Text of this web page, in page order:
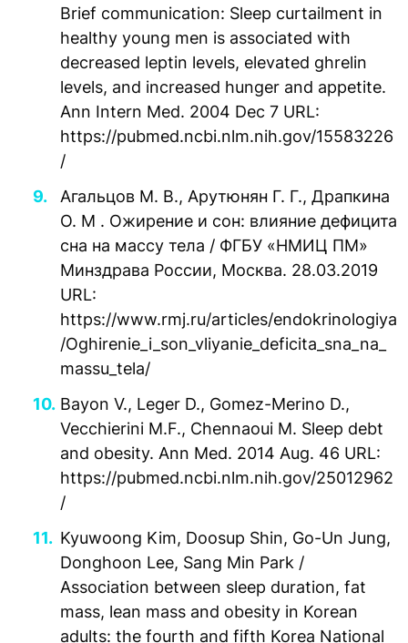
Brief communication: Sleep curtailment in
healthy young men is associated with
decreased leptin levels, elevated ghrelin
levels, and increased hunger and appetite.
Ann Intern Med. 2004 Dec 7 URL:
https://pubmed.ncbi.nlm.nih.gov/15583226
/
Агальцов М. В., Арутюнян Г. Г., Драпкина
О. М . Ожирение и сон: влияние дефицита
сна на массу тела / ФГБУ «НМИЦ ПМ»
Минздрава России, Москва. 28.03.2019
URL:
https://www.rmj.ru/articles/endokrinologiya
/Oghirenie_i_son_vliyanie_deficita_sna_na_
massu_tela/
Bayon V., Leger D., Gomez-Merino D.,
Vecchierini M.F., Chennaoui M. Sleep debt
and obesity. Ann Med. 2014 Aug. 46 URL:
https://pubmed.ncbi.nlm.nih.gov/25012962
/
Kyuwoong Kim, Doosup Shin, Go-Un Jung,
Donghoon Lee, Sang Min Park /
Association between sleep duration, fat
mass, lean mass and obesity in Korean
adults: the fourth and fifth Korea National